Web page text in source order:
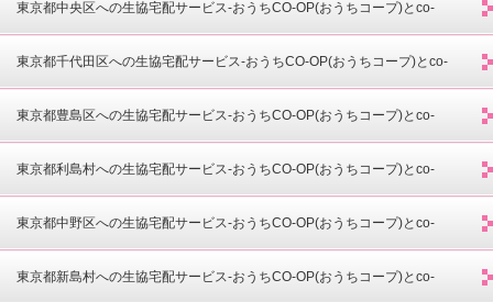
opdeli(コープデリ)-
東京都中央区への生協宅配サービス-おうちCO-OP(おうちコープ)とco-
opdeli(コープデリ)-
東京都千代田区への生協宅配サービス-おうちCO-OP(おうちコープ)とco-
opdeli(コープデリ)-
東京都豊島区への生協宅配サービス-おうちCO-OP(おうちコープ)とco-
opdeli(コープデリ)-
東京都利島村への生協宅配サービス-おうちCO-OP(おうちコープ)とco-
opdeli(コープデリ)-
東京都中野区への生協宅配サービス-おうちCO-OP(おうちコープ)とco-
opdeli(コープデリ)-
東京都新島村への生協宅配サービス-おうちCO-OP(おうちコープ)とco-